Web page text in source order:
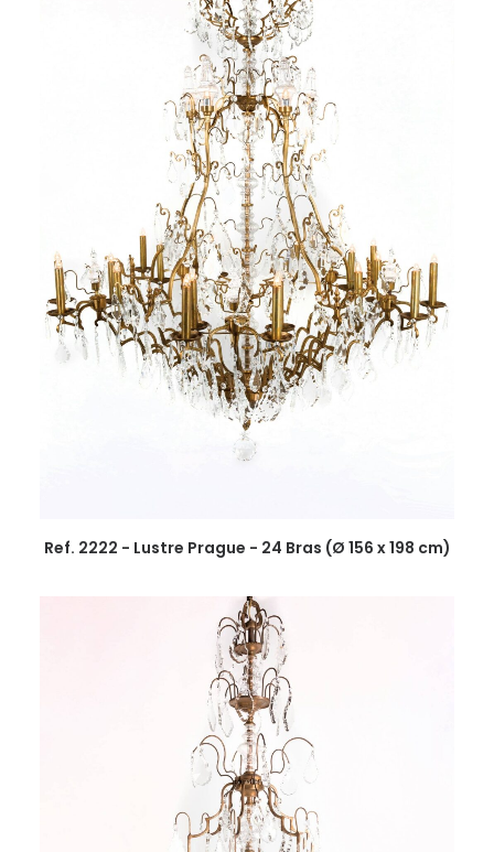
Ref. 2222 - Lustre Prague - 24 Bras (Ø 156 x 198 cm)